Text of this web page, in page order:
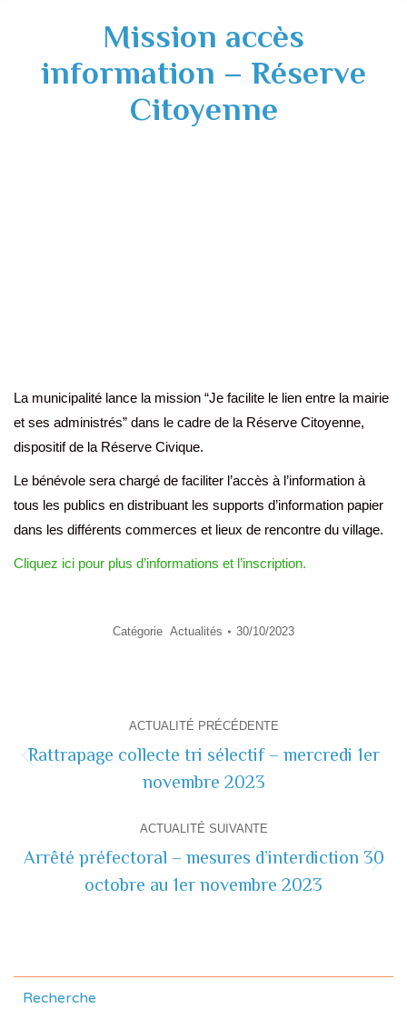
Mission accès
information – Réserve
Citoyenne
La municipalité lance la mission “Je facilite le lien entre la mairie
et ses administrés” dans le cadre de la Réserve Citoyenne,
dispositif de la Réserve Civique.
Le bénévole sera chargé de faciliter l’accès à l’information à
tous les publics en distribuant les supports d’information papier
dans les différents commerces et lieux de rencontre du village.
Cliquez ici pour plus d’informations et l’inscription.
Catégorie Actualités 30/10/2023
de
commentaire
ACTUALITÉ PRÉCÉDENTE
précédente
Rattrapage collecte tri sélectif – mercredi 1er
novembre 2023
ACTUALITÉ SUIVANTE
suivante
Arrêté préfectoral – mesures d’interdiction 30
octobre au 1er novembre 2023
Recherche